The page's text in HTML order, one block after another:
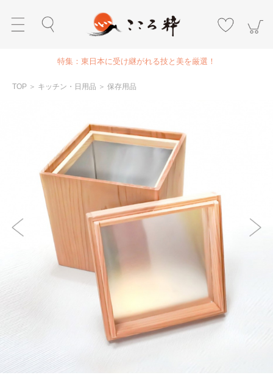
特集：東日本に受け継がれる技と美を厳選！
TOP ＞ キッチン・日用品 ＞ 保存用品